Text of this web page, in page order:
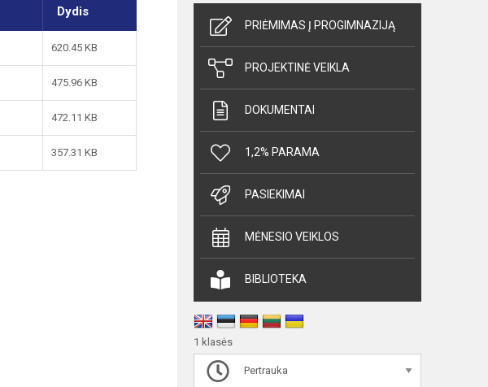
Dydis
620.45 KB
475.96 KB
472.11 KB
357.31 KB
PRIĖMIMAS Į PROGIMNAZIJĄ
PROJEKTINĖ VEIKLA
DOKUMENTAI
1,2% PARAMA
PASIEKIMAI
MĖNESIO VEIKLOS
BIBLIOTEKA
1 klasės
Pertrauka